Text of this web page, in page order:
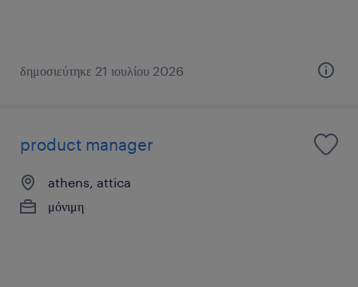
δημοσιεύτηκε 21 ιουλίου 2026
product manager
athens, attica
μόνιμη